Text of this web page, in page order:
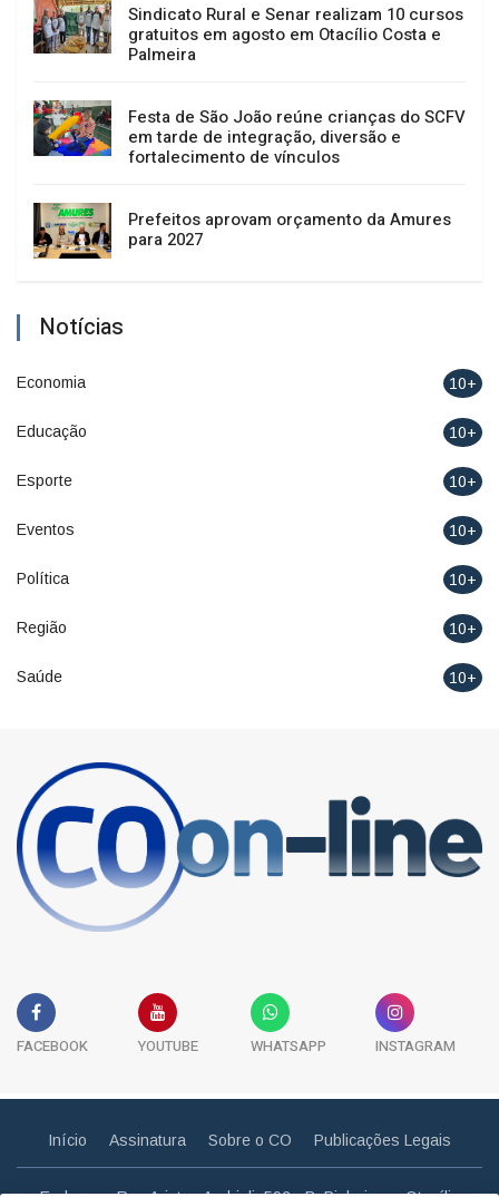
Sindicato Rural e Senar realizam 10 cursos
gratuitos em agosto em Otacílio Costa e
Palmeira
Festa de São João reúne crianças do SCFV
em tarde de integração, diversão e
fortalecimento de vínculos
Prefeitos aprovam orçamento da Amures
para 2027
Notícias
Economia 10+
Educação 10+
Esporte 10+
Eventos 10+
Política 10+
Região 10+
Saúde 10+
FACEBOOK YOUTUBE WHATSAPP INSTAGRAM
Início Assinatura Sobre o CO Publicações Legais